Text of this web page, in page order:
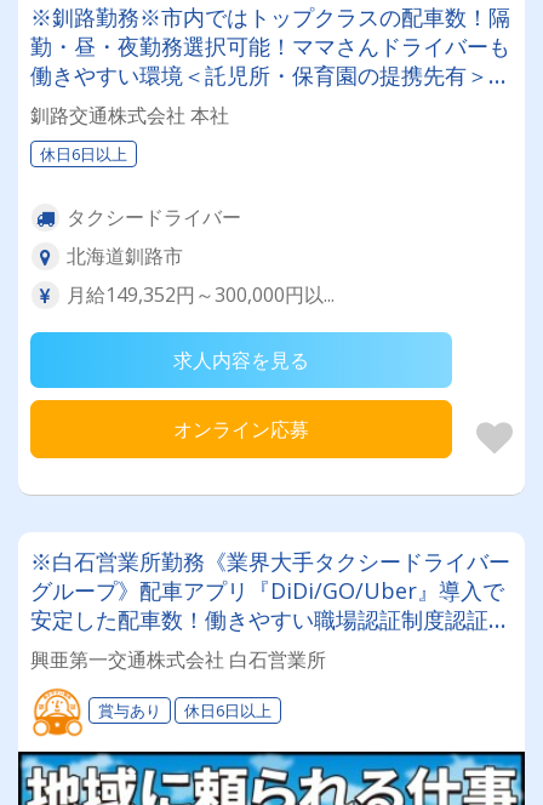
※釧路勤務※市内ではトップクラスの配車数！隔
勤・昼・夜勤務選択可能！ママさんドライバーも
働きやすい環境＜託児所・保育園の提携先有＞未
経験者には給料保証制度も適用◎安心してタクシ
ー乗務スタート可能！
釧路交通株式会社 本社
休日6日以上
タクシードライバー
北海道釧路市
月給149,352円～300,000円以...
求人内容を見る
オンライン応募
※白石営業所勤務《業界大手タクシードライバー
グループ》配車アプリ『DiDi/GO/Uber』導入で
安定した配車数！働きやすい職場認証制度認証事
業所に認定◎未経験者でも安心してお仕事スター
ト♪
興亜第一交通株式会社 白石営業所
賞与あり 休日6日以上